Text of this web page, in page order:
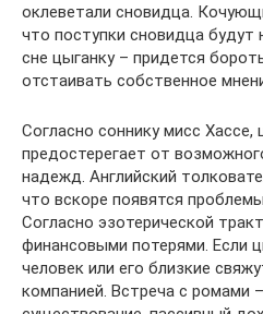
оклеветали сновидца.
что поступки сновидца
сне цыганку – придется
отстаивать собственное
Согласно соннику мисс Хассе,
предостерегает от
надежд. Английский
что вскоре появятся
Согласно эзотерической
финансовыми потерями. Если
человек или его близкие
компанией. Встреча с ромами